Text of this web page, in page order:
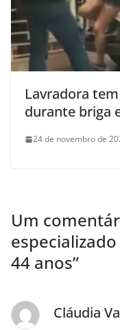
Lavradora
durante briga
24 de novembro de
Um
44 anos”
Cláudia